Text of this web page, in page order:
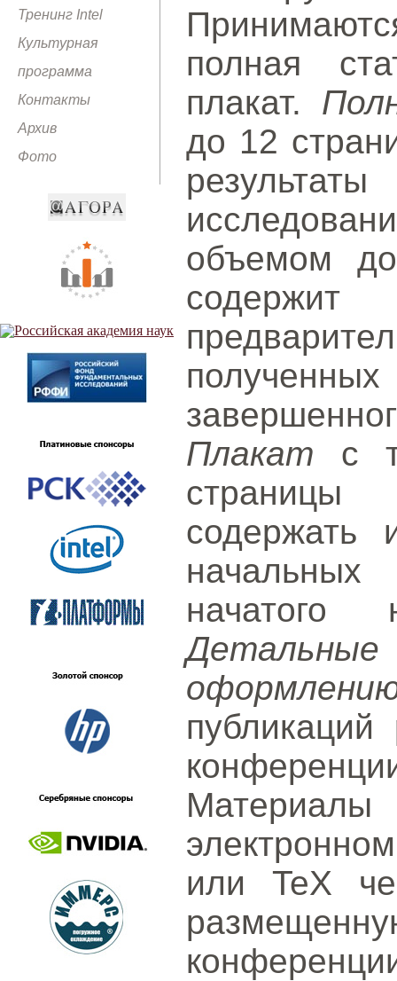
Тренинг Intel
Культурная
программа
Контакты
Архив
Фото
полная
плакат.
до 12
объемом
Плакат с
начатого
или TeX